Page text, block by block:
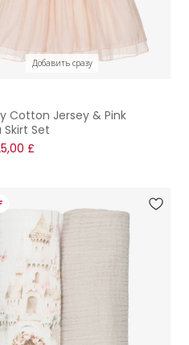
Добавить сразу
Cotton Jersey & Pink
Set
£